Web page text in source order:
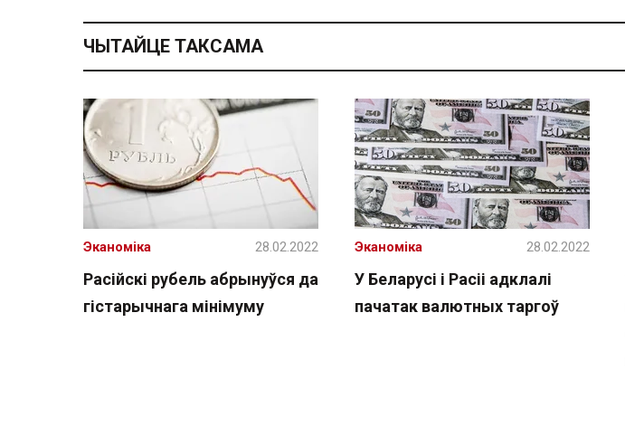
ЧЫТАЙЦЕ ТАКСАМА
Расійскі рубель абрынуўся да
гістарычнага мінімуму
Эканоміка 28.02.2022
У Беларусі і Расіі адклалі
пачатак валютных таргоў
Эканоміка 28.02.2022